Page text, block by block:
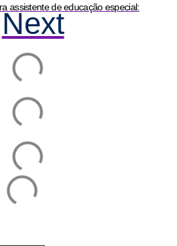
assistente de educação especial:
Next